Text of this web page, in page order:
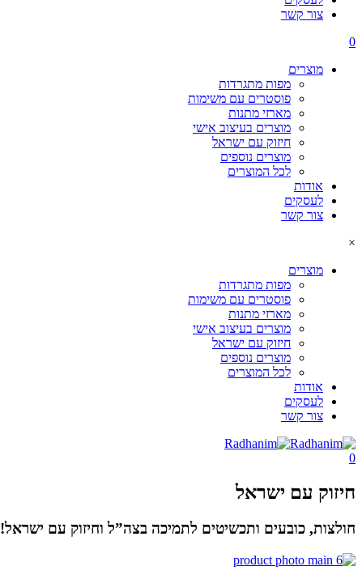
צור קשר
0
מוצרים
מפות מתגרדות
פוסטרים עם משימות
מארזי מתנות
מוצרים בעיצוב אישי
חיזוק עם ישראל
מוצרים נוספים
לכל המוצרים
אודות
לעסקים
צור קשר
×
מוצרים
מפות מתגרדות
פוסטרים עם משימות
מארזי מתנות
מוצרים בעיצוב אישי
חיזוק עם ישראל
מוצרים נוספים
לכל המוצרים
אודות
לעסקים
צור קשר
0
חיזוק עם ישראל
חולצות, כובעים ותכשיטים לתמיכה בצה”ל וחיזוק עם ישראל!